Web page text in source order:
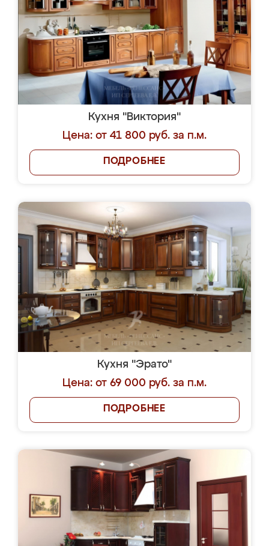
Кухня "Виктория"
Цена: от 41 800 руб. за п.м.
ПОДРОБНЕЕ
Кухня "Эрато"
Цена: от 69 000 руб. за п.м.
ПОДРОБНЕЕ